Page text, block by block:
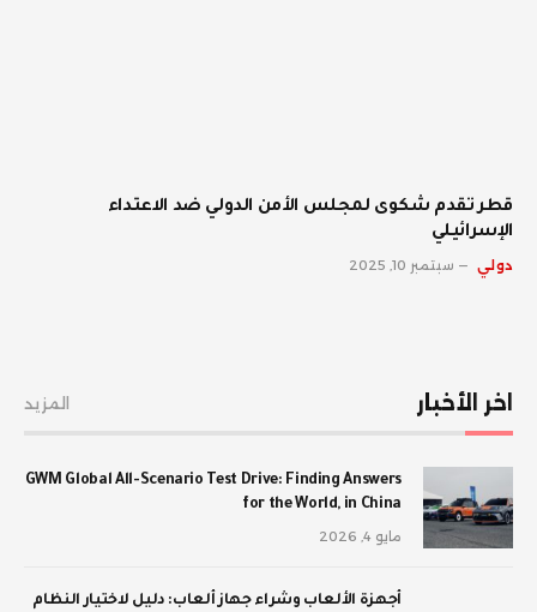
قطر تقدم شكوى لمجلس الأمن الدولي ضد الاعتداء
الإسرائيلي
دولي سبتمبر 10, 2025
اخر الأخبار المزيد
GWM Global All-Scenario Test Drive: Finding Answers
for the World, in China
مايو 4, 2026
أجهزة الألعاب وشراء جهاز ألعاب: دليل لاختيار النظام